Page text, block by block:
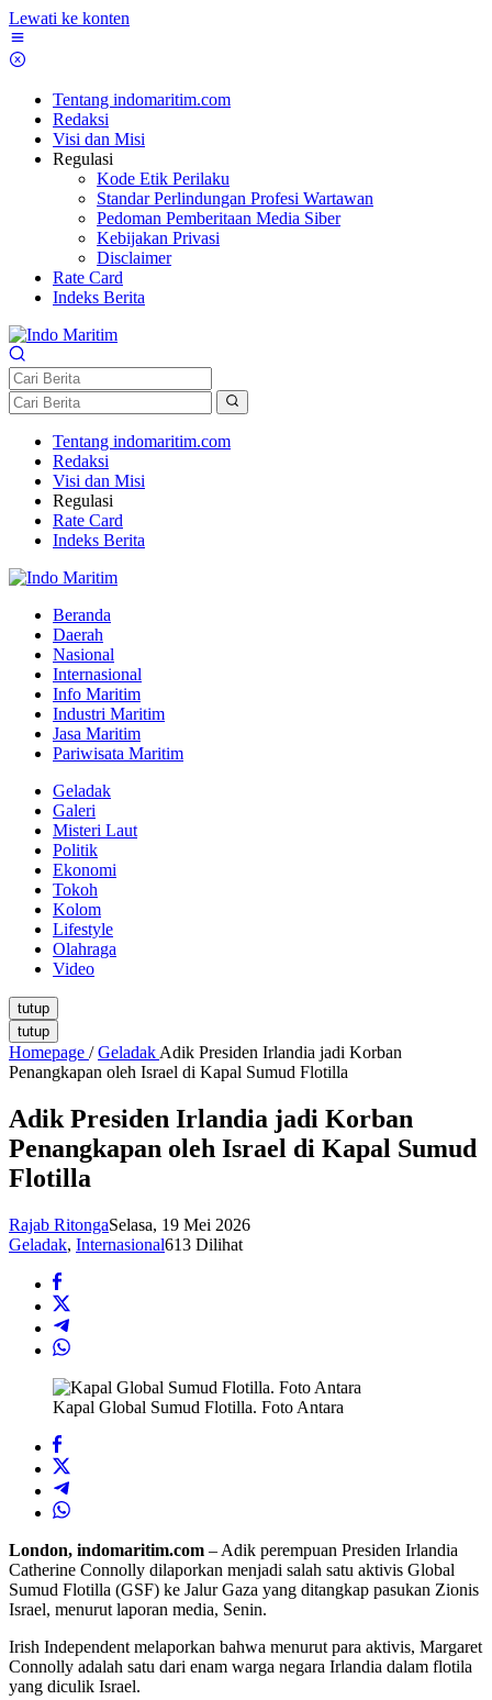
Lewati ke konten
Tentang indomaritim.com
Redaksi
Visi dan Misi
Regulasi
Kode Etik Perilaku
Standar Perlindungan Profesi Wartawan
Pedoman Pemberitaan Media Siber
Kebijakan Privasi
Disclaimer
Rate Card
Indeks Berita
Tentang indomaritim.com
Redaksi
Visi dan Misi
Regulasi
Rate Card
Indeks Berita
Beranda
Daerah
Nasional
Internasional
Info Maritim
Industri Maritim
Jasa Maritim
Pariwisata Maritim
Geladak
Galeri
Misteri Laut
Politik
Ekonomi
Tokoh
Kolom
Lifestyle
Olahraga
Video
tutup
tutup
Homepage / Geladak Adik Presiden Irlandia jadi Korban
Penangkapan oleh Israel di Kapal Sumud Flotilla
Adik Presiden Irlandia jadi Korban
Penangkapan oleh Israel di Kapal Sumud
Flotilla
Rajab RitongaSelasa, 19 Mei 2026
Geladak, Internasional613 Dilihat
Kapal Global Sumud Flotilla. Foto Antara
London, indomaritim.com – Adik perempuan Presiden Irlandia
Catherine Connolly dilaporkan menjadi salah satu aktivis Global
Sumud Flotilla (GSF) ke Jalur Gaza yang ditangkap pasukan Zionis
Israel, menurut laporan media, Senin.
Irish Independent melaporkan bahwa menurut para aktivis, Margaret
Connolly adalah satu dari enam warga negara Irlandia dalam flotila
yang diculik Israel.